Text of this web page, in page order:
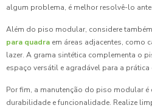
algum problema, é melhor resolvê-lo
Além do piso modular, considere
para quadra em áreas adjacentes, como
lazer. A grama sintética complementa o
espaço versátil e agradável para a prática
Por fim, a manutenção do piso modular é
durabilidade e funcionalidade. Realize